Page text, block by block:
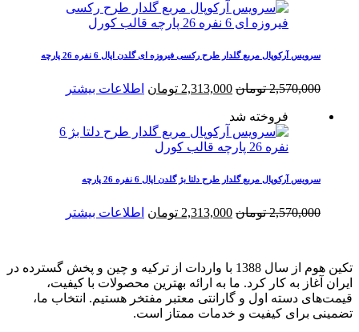
بود.
است.
سرویس آرکوپال مربع گلدار طرح رکسی فیروزه ای گلدن اپال 6 نفره 26 پارچه
2,570,000 تومان قیمت
بود.
2,313,000 تومان قیمت
است.
اطلاعات بیشتر
فروخته شد
سرویس آرکوپال مربع گلدار طرح دلتا بژ گلدن اپال 6 نفره 26 پارچه
2,570,000 تومان قیمت
2,313,000 تومان قیمت
اطلاعات بیشتر
تکین هوم از سال 1388 با واردات از ترکیه و چین و پخش گسترده در
ایران آغاز به کار کرد. ما به ارائه بهترین محصولات با کیفیت،
قیمت‌های دسته اول و گارانتی معتبر مفتخر هستیم. انتخاب ما،
تضمینی برای کیفیت و خدمات ممتاز است.